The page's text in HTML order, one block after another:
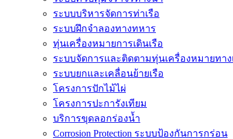
ระบบบริหารจัดการท่าเรือ
ระบบฝึกจำลองทางทหาร
ทุ่นเครื่องหมายการเดินเรือ
ระบบจัดการและติดตามทุ่นเครื่องหมายทาง
ระบบยกและเคลื่อนย้ายเรือ
โครงการปักไม้ไผ่
โครงการปะการังเทียม
บริการขุดลอกร่องน้ำ
Corrosion Protection ระบบป้องกันการกร่อน